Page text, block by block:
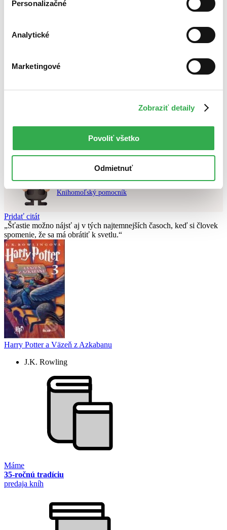
Personalizačné
Analytické
Marketingové
Zobraziť detaily
Povoliť všetko
Odmietnuť
Top hodnotené
Najlacnejšie
Nebol nájdenýžiadny titulvyhovujúci zadaným podmienkam.
Skúste prosím zmeniť vyhľadávaný výraz.
Chcete poradiť knihu?
Náš pomocník Sherlock vám ju s radosťou vypátra!
Knihomoľský pomocník
Pridať citát
Šťastie možno nájsť aj v tých najtemnejších časoch, keď si človek
spomenie, že sa má obrátiť k svetlu.
Harry Potter a Väzeň z Azkabanu
J.K. Rowling
Máme
35-ročnú tradíciu
predaja kníh